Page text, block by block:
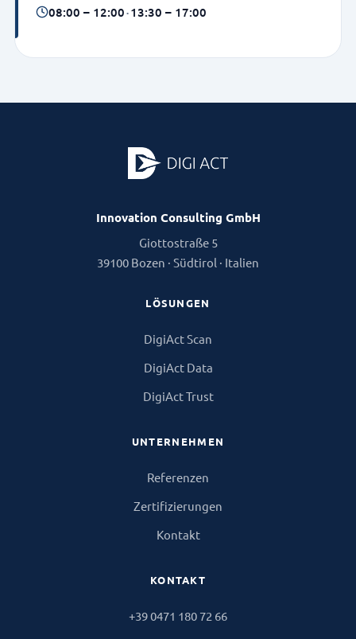
08:00 – 12:00·13:30 – 17:00
Innovation Consulting GmbH
Giottostraße 5
39100 Bozen · Südtirol · Italien
LÖSUNGEN
DigiAct Scan
DigiAct Data
DigiAct Trust
UNTERNEHMEN
Referenzen
Zertifizierungen
Kontakt
KONTAKT
+39 0471 180 72 66